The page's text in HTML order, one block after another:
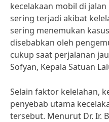
kecelakaan mobil di jalan
sering terjadi akibat
sering menemukan
disebabkan oleh
cukup saat perjalanan
Sofyan, Kepala Satuan
Selain faktor kelelahan,
penyebab utama
tersebut. Menurut Dr. Ir.